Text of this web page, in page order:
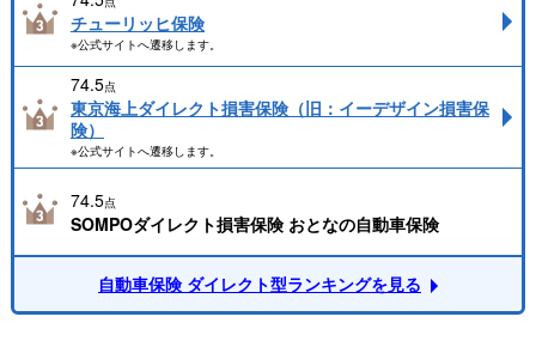
チューリッヒ保険
※公式サイトへ遷移します。
74.5点
東京海上ダイレクト損害保険（旧：イーデザイン損害保
険）
※公式サイトへ遷移します。
74.5点
SOMPOダイレクト損害保険 おとなの自動車保険
自動車保険 ダイレクト型ランキングを見る